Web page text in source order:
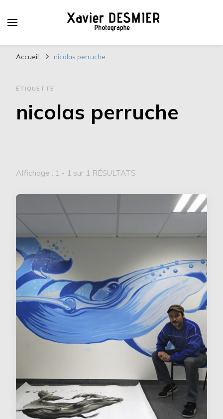
Xavier DESMIER
PHOTOGRAPHE
Accueil nicolas perruche
ÉTIQUETTE
nicolas perruche
Affichage : 1 - 1 sur 1 RÉSULTATS